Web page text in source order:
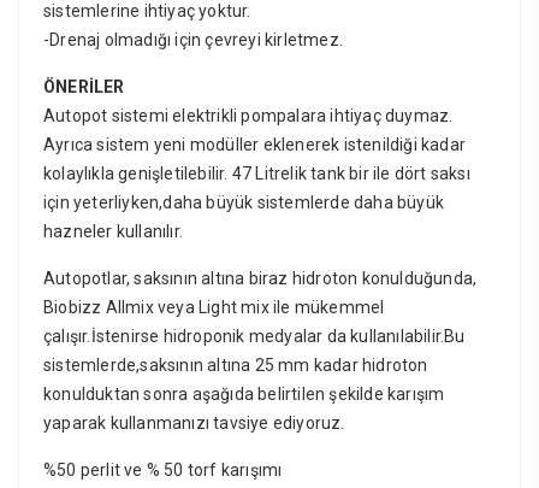
sistemlerine ihtiyaç yoktur.
-Drenaj olmadığı için çevreyi kirletmez.
ÖNERİLER
Autopot sistemi elektrikli pompalara ihtiyaç duymaz.
Ayrıca sistem yeni modüller eklenerek istenildiği kadar
kolaylıkla genişletilebilir. 47 Litrelik tank bir ile dört saksı
için yeterliyken,daha büyük sistemlerde daha büyük
hazneler kullanılır.
Autopotlar, saksının altına biraz hidroton konulduğunda,
Biobizz Allmix veya Light mix ile mükemmel
çalışır.İstenirse hidroponik medyalar da kullanılabilir.Bu
sistemlerde,saksının altına 25 mm kadar hidroton
konulduktan sonra aşağıda belirtilen şekilde karışım
yaparak kullanmanızı tavsiye ediyoruz.
%50 perlit ve % 50 torf karışımı